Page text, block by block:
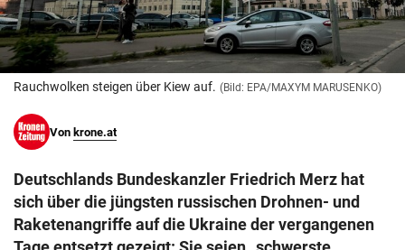
© Krone Multimedia GmbH & Co KG 2026
Muthgasse 2, 1190 Wien
Rauchwolken steigen über Kiew auf. (Bild: EPA/MAXYM MARUSENKO)
Von krone.at
Deutschlands Bundeskanzler Friedrich Merz hat
sich über die jüngsten russischen Drohnen- und
Raketenangriffe auf die Ukraine der vergangenen